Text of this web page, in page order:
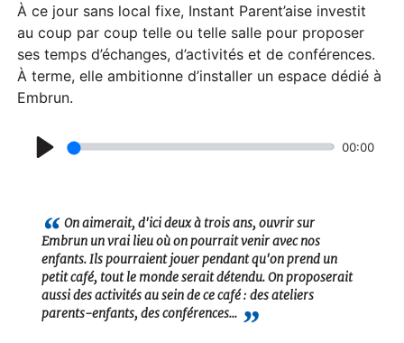
À ce jour sans local fixe, Instant Parent’aise investit
au coup par coup telle ou telle salle pour proposer
ses temps d’échanges, d’activités et de conférences.
À terme, elle ambitionne d’installer un espace dédié à
Embrun.
a
y
00:00
On aimerait, d'ici deux à trois ans, ouvrir sur
Embrun un vrai lieu où on pourrait venir avec nos
enfants. Ils pourraient jouer pendant qu'on prend un
petit café, tout le monde serait détendu. On proposerait
aussi des activités au sein de ce café : des ateliers
parents-enfants, des conférences...